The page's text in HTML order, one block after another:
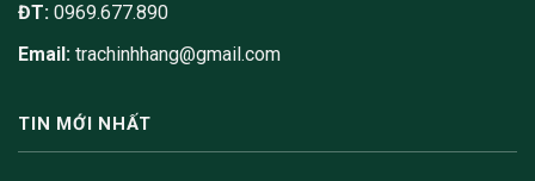
ĐT: 0969.677.890
Email: trachinhhang@gmail.com
TIN MỚI NHẤT